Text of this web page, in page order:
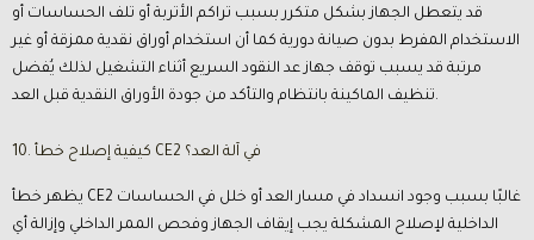
قد يتعطل الجهاز بشكل متكرر بسبب تراكم الأتربة أو تلف الحساسات أو
الاستخدام المفرط بدون صيانة دورية كما أن استخدام أوراق نقدية ممزقة أو غير
مرتبة قد يسبب توقف جهاز عد النقود السريع أثناء التشغيل لذلك يُفضل
تنظيف الماكينة بانتظام والتأكد من جودة الأوراق النقدية قبل العد.
10. كيفية إصلاح خطأ CE2 في آلة العد؟
يظهر خطأ CE2 غالبًا بسبب وجود انسداد في مسار العد أو خلل في الحساسات
الداخلية لإصلاح المشكلة يجب إيقاف الجهاز وفحص الممر الداخلي وإزالة أي